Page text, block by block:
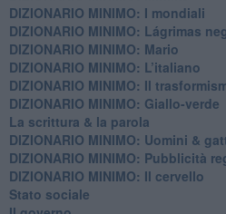
DIZIONARIO MINIMO: ​I mondiali
DIZIONARIO MINIMO: ​Lágrimas
DIZIONARIO MINIMO: Mario
DIZIONARIO MINIMO: L’italiano
DIZIONARIO MINIMO: Il
DIZIONARIO MINIMO: Giallo-verde
La scrittura & la parola
​DIZIONARIO MINIMO: Uomini &
DIZIONARIO MINIMO: ​Pubblicità
DIZIONARIO MINIMO: Il cervello
Stato sociale